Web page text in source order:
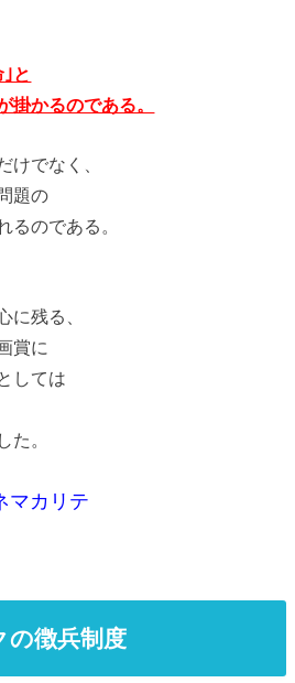
｣と
掛かるのである。
けでなく、
題の
るのである。
に残る、
賞に
しては
た。
マカリテ
の徴兵制度